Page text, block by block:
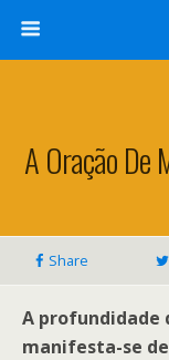
A Oração De
Share
A profundidade
manifesta-se